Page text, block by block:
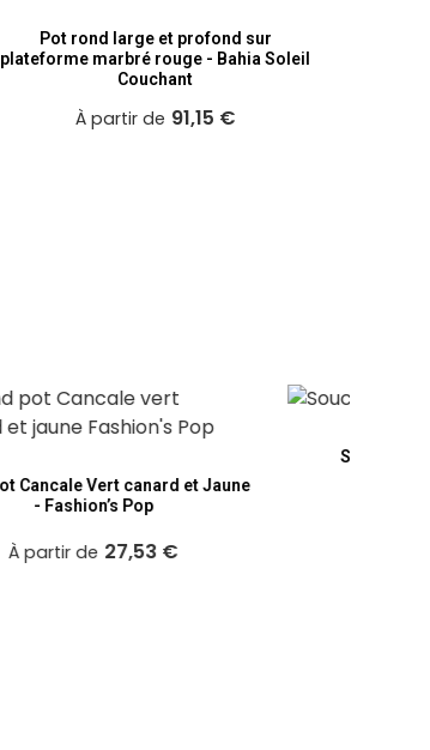
Pot rond large et profond sur
plateforme marbré rouge - Bahia Soleil
Couchant
À partir de 91,15 €